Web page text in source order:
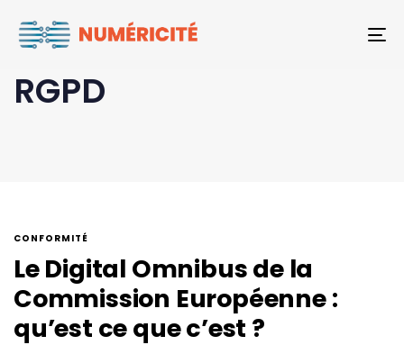
RGPD
CONFORMITÉ
Le Digital Omnibus de la
Commission Européenne :
qu’est ce que c’est ?